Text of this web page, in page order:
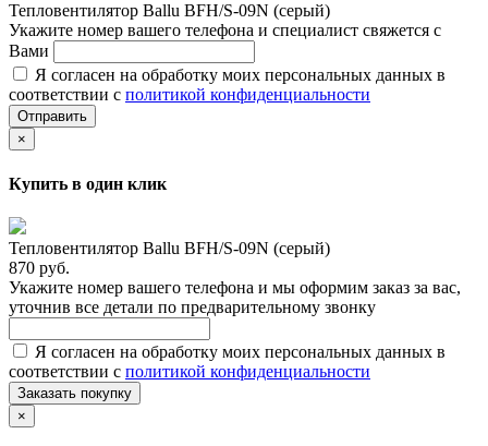
Тепловентилятор Ballu BFH/S-09N (серый)
Укажите номер вашего телефона и специалист свяжется с
Вами
Я согласен на обработку моих персональных данных в
соответствии с политикой конфиденциальности
Отправить
×
Купить в один клик
Тепловентилятор Ballu BFH/S-09N (серый)
870 руб.
Укажите номер вашего телефона и мы оформим заказ за вас,
уточнив все детали по предварительному звонку
Я согласен на обработку моих персональных данных в
соответствии с политикой конфиденциальности
Заказать покупку
×